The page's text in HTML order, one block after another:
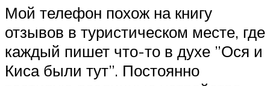
Мой телефон похож на книгу
отзывов в туристическом месте, где
каждый пишет что-то в духе ”Ося и
Киса были тут”. Постоянно